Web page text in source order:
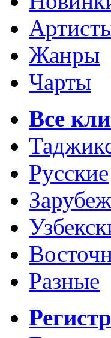
Жанры
Чарты
Все
Русские
Разные